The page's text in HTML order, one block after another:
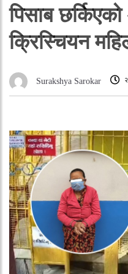
पिसाब
क्रिस्चियन
Surakshya Sarokar